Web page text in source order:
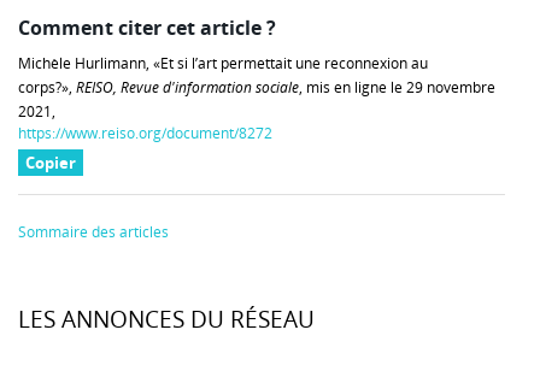
Comment citer cet article ?
Michèle Hurlimann, «Et si l’art permettait une reconnexion au
corps?», REISO, Revue d'information sociale, mis en ligne le 29 novembre
2021,
https://www.reiso.org/document/8272
Copier
Sommaire des articles
LES ANNONCES DU RÉSEAU